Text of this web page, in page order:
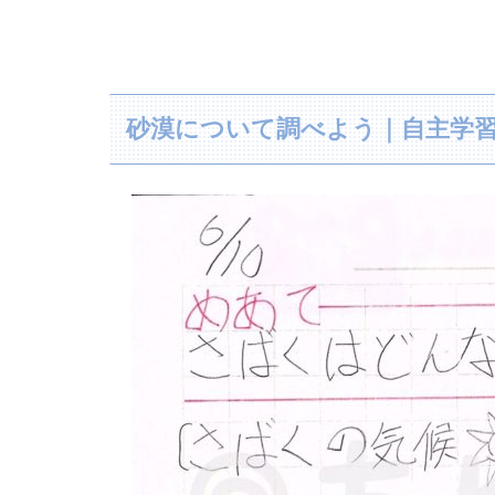
砂漠について調べよう｜自主学